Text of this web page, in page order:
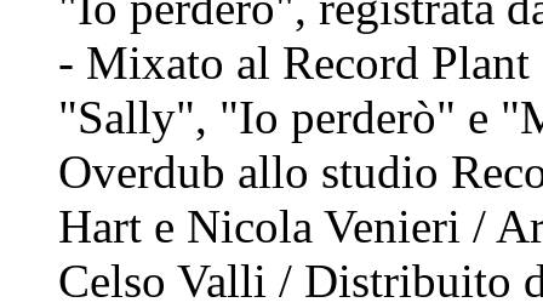
- Mixato al Record
"Sally", "Io perderò" e
Overdub allo studio
Hart e Nicola Venieri /
Celso Valli / Distribuito